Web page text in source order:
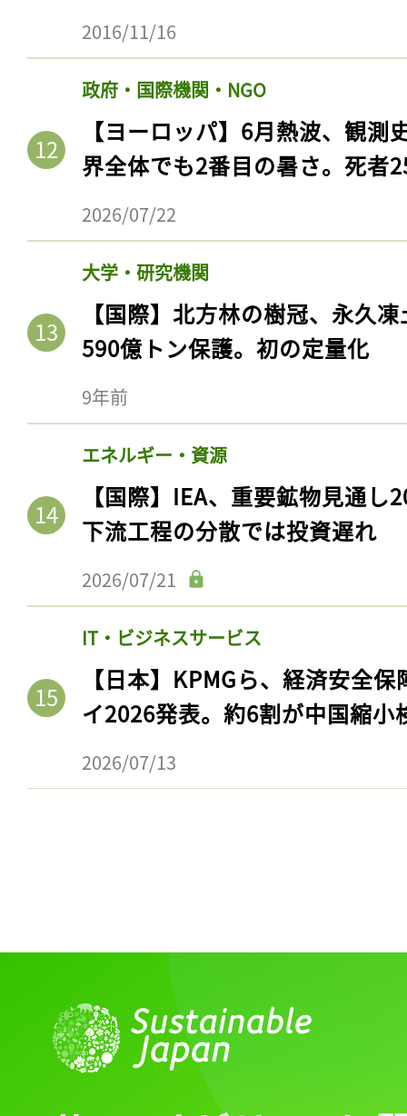
2016/11/16
政府・国際機関・NGO
【ヨーロッパ】6月熱波、観
界全体でも2番目の暑さ。死者
2026/07/22
大学・研究機関
【国際】北方林の樹冠、永久
590億トン保護。初の定量化
9年前
エネルギー・資源
【国際】IEA、重要鉱物見通
下流工程の分散では投資遅れ
2026/07/21
IT・ビジネスサービス
【日本】KPMGら、経済安全
イ2026発表。約6割が中国縮小
2026/07/13
記事をお気に入りに
ログインが必
会員登録